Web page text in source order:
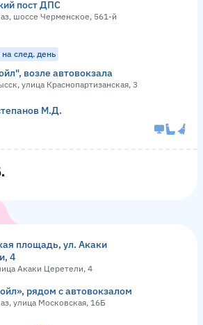
пост ДПС
шоссе Черменское, 561-й
след. день
возле автовокзала
улица Краснопартизанская, 3
М.Д.
площадь, ул. Акаки
4
Акаки Церетели, 4
рядом с автовокзалом
улица Московская, 16Б